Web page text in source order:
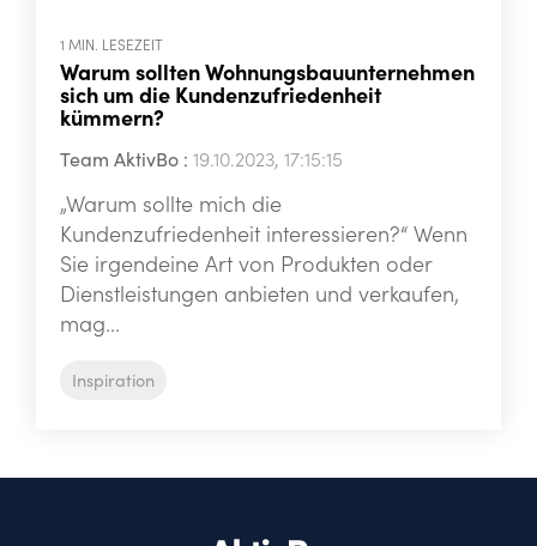
1 MIN. LESEZEIT
Warum sollten Wohnungsbauunternehmen
sich um die Kundenzufriedenheit
kümmern?
Team AktivBo : 19.10.2023, 17:15:15
„Warum sollte mich die
Kundenzufriedenheit interessieren?“ Wenn
Sie irgendeine Art von Produkten oder
Dienstleistungen anbieten und verkaufen,
mag...
Inspiration